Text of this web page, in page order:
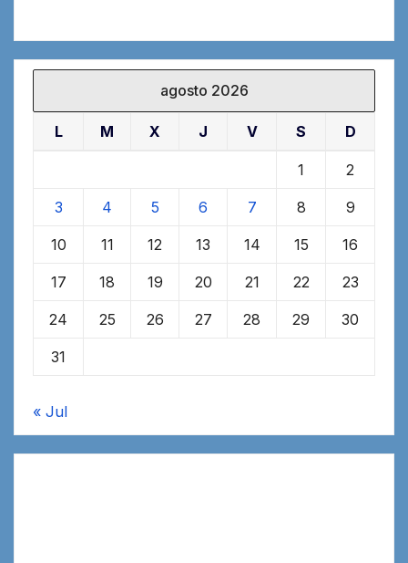
agosto 2026
L M X J V S D
1 2
3 4 5 6 7 8 9
10 11 12 13 14 15 16
17 18 19 20 21 22 23
24 25 26 27 28 29 30
31
« Jul